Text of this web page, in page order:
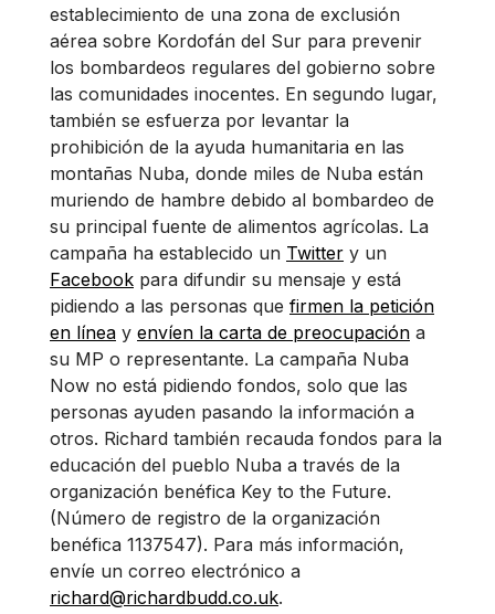
establecimiento de una zona de exclusión
aérea sobre Kordofán del Sur para prevenir
los bombardeos regulares del gobierno sobre
las comunidades inocentes. En segundo lugar,
también se esfuerza por levantar la
prohibición de la ayuda humanitaria en las
montañas Nuba, donde miles de Nuba están
muriendo de hambre debido al bombardeo de
su principal fuente de alimentos agrícolas. La
campaña ha establecido un Twitter y un
Facebook para difundir su mensaje y está
pidiendo a las personas que firmen la petición
en línea y envíen la carta de preocupación a
su MP o representante. La campaña Nuba
Now no está pidiendo fondos, solo que las
personas ayuden pasando la información a
otros. Richard también recauda fondos para la
educación del pueblo Nuba a través de la
organización benéfica Key to the Future.
(Número de registro de la organización
benéfica 1137547). Para más información,
envíe un correo electrónico a
richard@richardbudd.co.uk.